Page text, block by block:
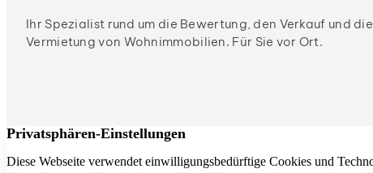
Ihr Spezialist rund um die Bewertung, den Verkauf und die
Vermietung von Wohnimmobilien. Für Sie vor Ort.